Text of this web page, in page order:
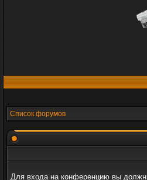
Список форумов
Для входа на конференцию вы